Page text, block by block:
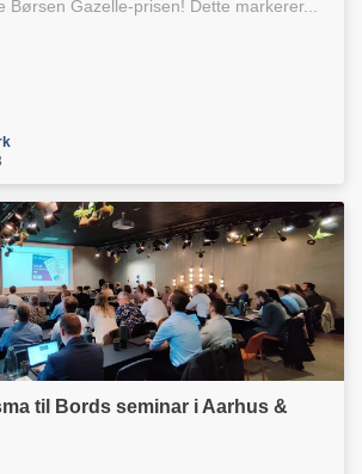
Gazelle-prisen! Dette markerer...
til Bords seminar i Aarhus &